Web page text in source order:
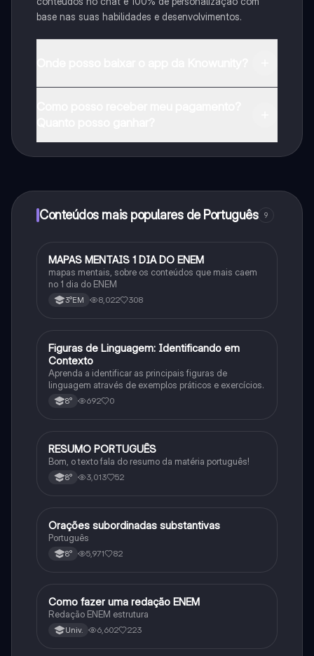
base nas suas habilidades e desenvolvimentos.
Conteúdos mais populares de Português 9
Português
MAPAS MENTAIS 1 DIA DO ENEM
mapas mentais, sobre os conteúdos que mais caem
no 1 dia do ENEM
3°EM 8,022 308
FPortuguês
Figuras de Linguagem: Identificando em
Contexto
Aprenda a identificar as principais figuras de
linguagem através de exemplos práticos e exercícios.
8° 692 0
Português
RESUMO PORTUGUÊS
Bom, o texto fala do resumo da matéria português!
8° 3,013 52
Português
Orações subordinadas substantivas
Português
8° 5,971 82
Português
Como fazer uma redação ENEM
Redação ENEM estrutura
Univ. 6,602 223